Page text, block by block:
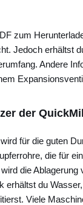
zum
Jedoch erhältst
Andere
der
für die guten
die für
die Ablagerung
erhältst du
Viele